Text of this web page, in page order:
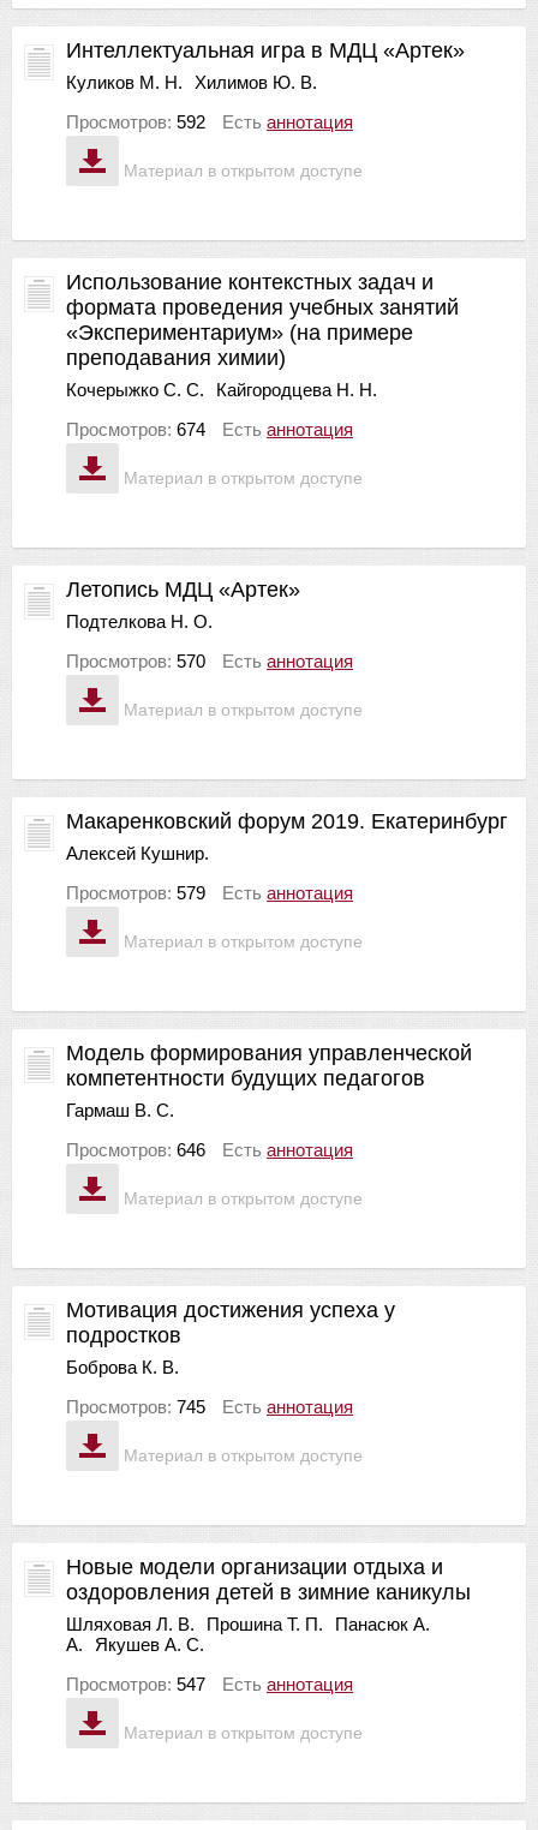
Материал в открытом доступе
Интеллектуальная игра в МДЦ «Артек»
Куликов М. Н.
Хилимов Ю. В.
Просмотров: 592 Есть аннотация
Материал в открытом доступе
Использование контекстных задач и
формата проведения учебных занятий
«Экспериментариум» (на примере
преподавания химии)
Кочерыжко С. С.
Кайгородцева Н. Н.
Просмотров: 674 Есть аннотация
Материал в открытом доступе
Летопись МДЦ «Артек»
Подтелкова Н. О.
Просмотров: 570 Есть аннотация
Материал в открытом доступе
Макаренковский форум 2019. Екатеринбург
Алексей Кушнир.
Просмотров: 579 Есть аннотация
Материал в открытом доступе
Модель формирования управленческой
компетентности будущих педагогов
Гармаш В. С.
Просмотров: 646 Есть аннотация
Материал в открытом доступе
Мотивация достижения успеха у
подростков
Боброва К. В.
Просмотров: 745 Есть аннотация
Материал в открытом доступе
Новые модели организации отдыха и
оздоровления детей в зимние каникулы
Шляховая Л. В. Прошина Т. П.
Панасюк А.
А.
Якушев А. С.
Просмотров: 547 Есть аннотация